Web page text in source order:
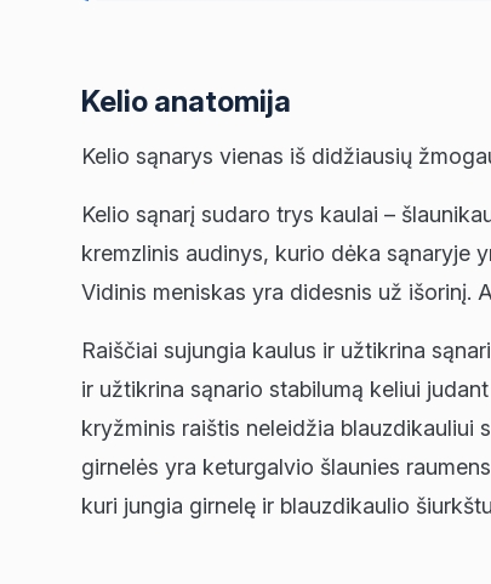
Kelio anatomija
Kelio sąnarys vienas iš didžiausių
Kelio sąnarį sudaro trys kaulai –
kremzlinis audinys, kurio dėka sąnaryje
Vidinis meniskas yra didesnis už išorinį.
Raiščiai sujungia kaulus ir užtikrina
ir užtikrina sąnario stabilumą keliui
kryžminis raištis neleidžia blauzdikauliui
girnelės yra keturgalvio šlaunies
kuri jungia girnelę ir blauzdikaulio